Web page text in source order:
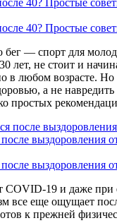
40? Простые
40? Простые
бег — спорт для
лет, не стоит и
в любом возрасте.
а не
простых
выздоровления
выздоровления
COVID-19 и даже при
все еще ощущает
к прежней